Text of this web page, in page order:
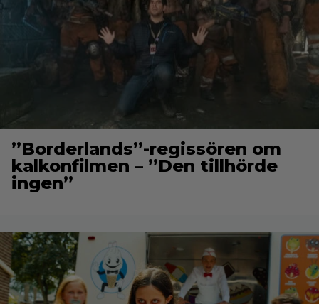
”Borderlands”-regissören om
kalkonfilmen – ”Den tillhörde
ingen”